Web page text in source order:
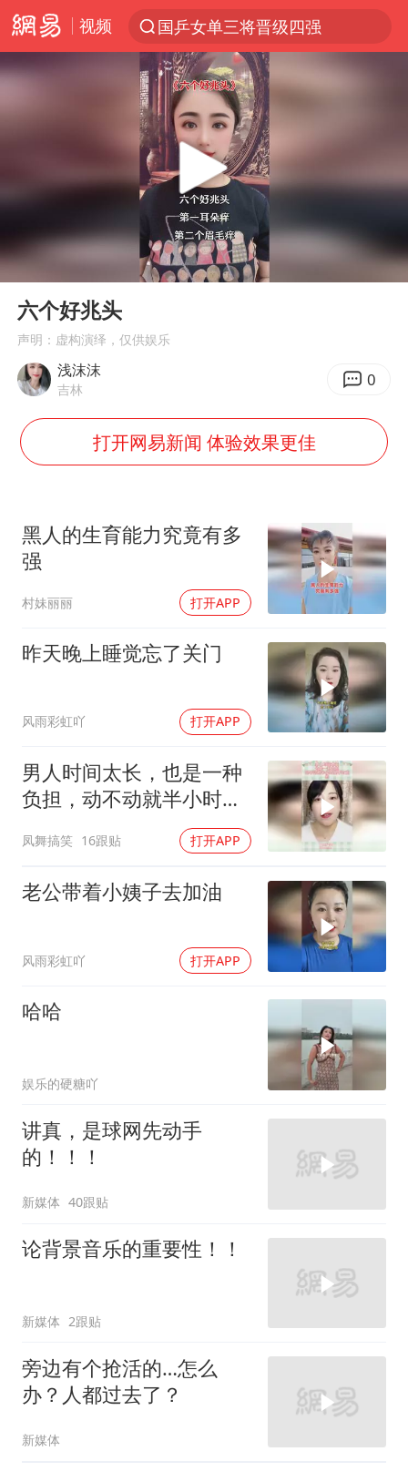
视频
国乒女单三将晋级四强
光影经济撬动暑期消费新蓝海
央视新主播李秋莹孙亚鹏亮相
情侣平潭拍日出坠崖1死1伤
梁家辉：到内地拍戏不是北上是回归
几元成本的AI广告导致千万市值蒸发
白海豚将正面袭击贯穿浙江
商场现钱学森巨幅海报 负责人回应
36岁男演员成景区NPC后人气爆棚
夏日经济乘“热”而上 消费市场向“新”而行
乐享全民健身 共筑健康中国
Play
六个好兆头
声明：虚构演绎，仅供娱乐
浅沫沫
吉林 0
打开网易新闻 体验效果更佳
黑人的生育能力究竟有多
强
村妹丽丽 打开APP
昨天晚上睡觉忘了关门
风雨彩虹吖 打开APP
男人时间太长，也是一种
负担，动不动就半小时是
凤舞搞笑 16跟贴 打开APP
老公带着小姨子去加油
风雨彩虹吖 打开APP
哈哈
娱乐的硬糖吖
讲真，是球网先动手
的！！！
新媒体 40跟贴
论背景音乐的重要性！！
新媒体 2跟贴
旁边有个抢活的…怎么
办？人都过去了？
新媒体